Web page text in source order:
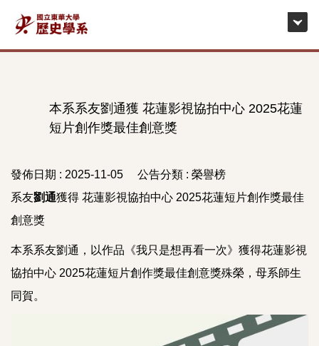
到
本系系友劉通獲 花蓮影視協拍中心 2025花蓮
短片創作獎最佳創意獎
發佈日期 : 2025-11-05 公告分類 : 榮譽榜
系友劉通獲得 花蓮影視協拍中心 2025花蓮短片創作獎最佳
創意獎
本系系友劉通，以作品《我只是想再看一次》獲得花蓮影視
協拍中心 2025花蓮短片創作獎最佳創意獎殊榮，母系師生
同賀。